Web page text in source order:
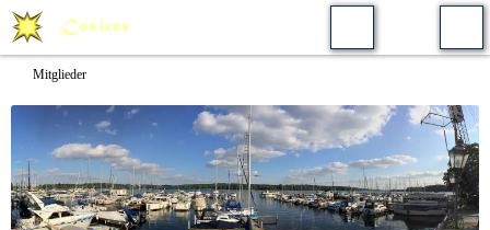
Mitglieder